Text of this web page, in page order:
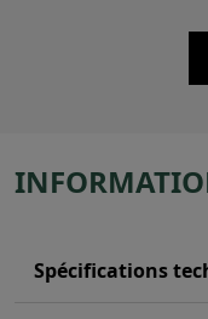
Spécifications